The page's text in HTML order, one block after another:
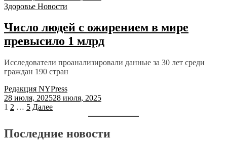
Здоровье Новости
Число людей с ожирением в мире
превысило 1 млрд
Исследователи проанализировали данные за 30 лет среди
граждан 190 стран
Редакция NYPress
28 июля, 202528 июля, 2025
1 2 … 5 Далее
Последние новости